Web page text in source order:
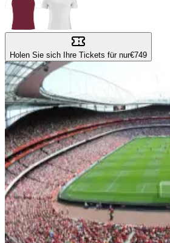
Holen Sie sich Ihre Tickets für nur€749